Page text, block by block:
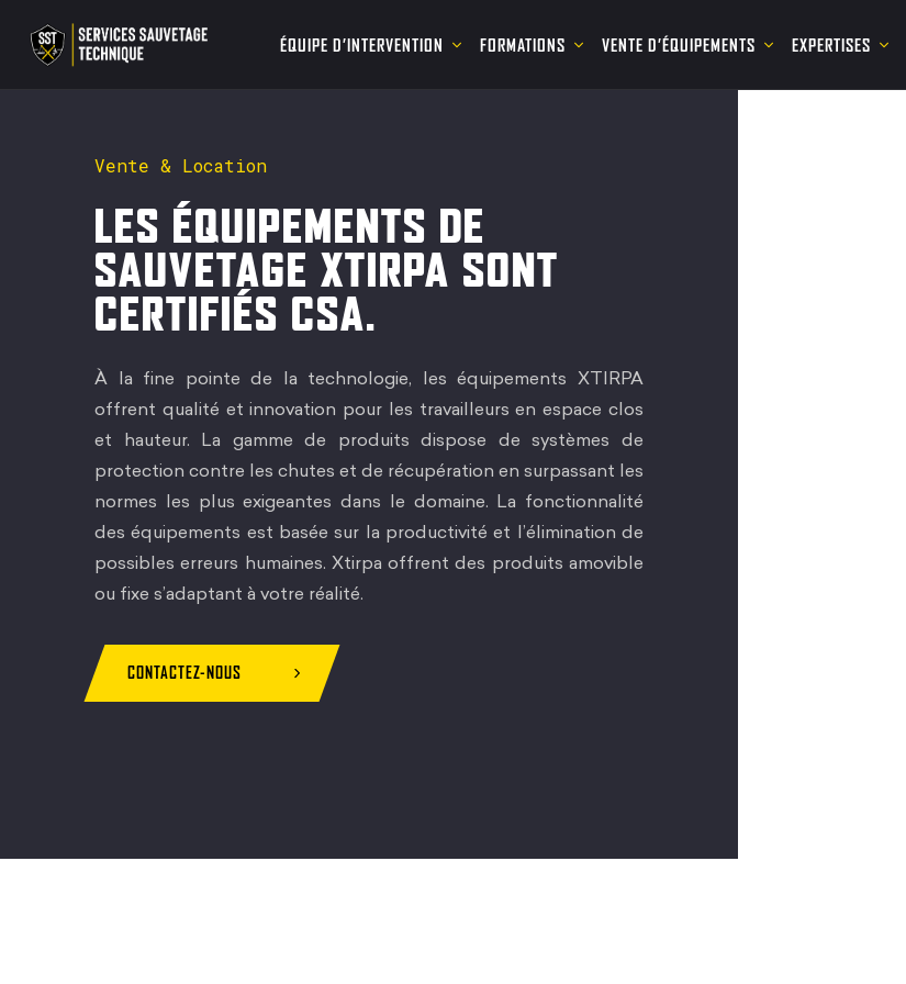
ÉQUIPE D’INTERVENTION FORMATIONS VENTE D’ÉQUIPEMENTS EXPERTISES
Vente & Location
LES ÉQUIPEMENTS DE
SAUVETAGE XTIRPA SONT
CERTIFIÉS CSA.
À la fine pointe de la technologie, les équipements XTIRPA
offrent qualité et innovation pour les travailleurs en espace clos
et hauteur. La gamme de produits dispose de systèmes de
protection contre les chutes et de récupération en surpassant les
normes les plus exigeantes dans le domaine. La fonctionnalité
des équipements est basée sur la productivité et l’élimination de
possibles erreurs humaines. Xtirpa offrent des produits amovible
ou fixe s’adaptant à votre réalité.
CONTACTEZ-NOUS